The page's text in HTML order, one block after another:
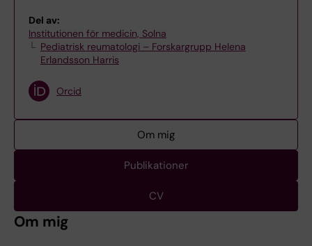
Del av:
Institutionen för medicin, Solna
Pediatrisk reumatologi – Forskargrupp Helena
Erlandsson Harris
Orcid
Om mig
Publikationer
CV
Om mig